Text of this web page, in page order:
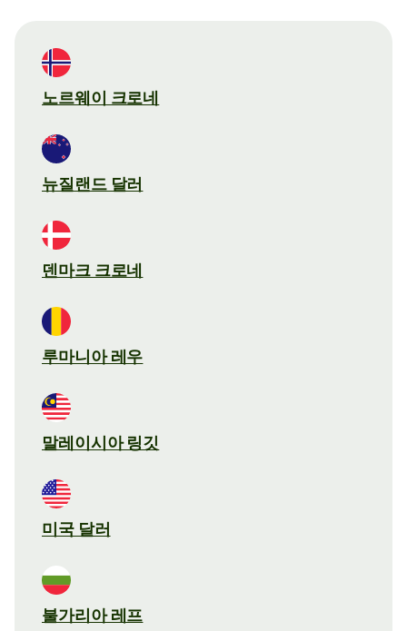
노르웨이 크로네
뉴질랜드 달러
덴마크 크로네
루마니아 레우
말레이시아 링깃
미국 달러
불가리아 레프